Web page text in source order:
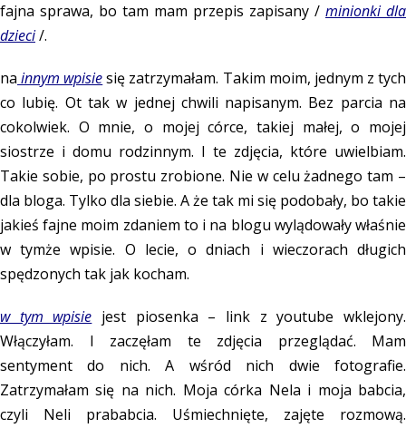
fajna sprawa, bo tam mam przepis zapisany / minionki dla
dzieci/.
na innym wpisiesię zatrzymałam. Takim moim, jednym z tych
co lubię. Ot tak w jednej chwili napisanym. Bez parcia na
cokolwiek. O mnie, o mojej córce, takiej małej, o mojej
siostrze i domu rodzinnym. I te zdjęcia, które uwielbiam.
Takie sobie, po prostu zrobione. Nie w celu żadnego tam –
dla bloga. Tylko dla siebie. A że tak mi się podobały, bo takie
jakieś fajne moim zdaniem to i na blogu wylądowały właśnie
w tymże wpisie. O lecie, o dniach i wieczorach długich
spędzonych tak jak kocham.
w tym wpisie jest piosenka – link z youtube wklejony.
Włączyłam. I zaczęłam te zdjęcia przeglądać. Mam
sentyment do nich. A wśród nich dwie fotografie.
Zatrzymałam się na nich. Moja córka Nela i moja babcia,
czyli Neli prababcia. Uśmiechnięte, zajęte rozmową.